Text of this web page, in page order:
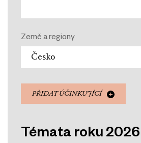
Země a regiony
Česko
PŘIDAT ÚČINKUJÍCÍ
Témata roku 2026